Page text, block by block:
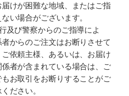
けが困難な地域、またはご指
い場合がございます。
及び警察からのご指導によ
からのご注文はお断りさせて
依頼主様、あるいは、お届け
者が含まれている場合は、ご
お取引をお断りすることがご
ださい。